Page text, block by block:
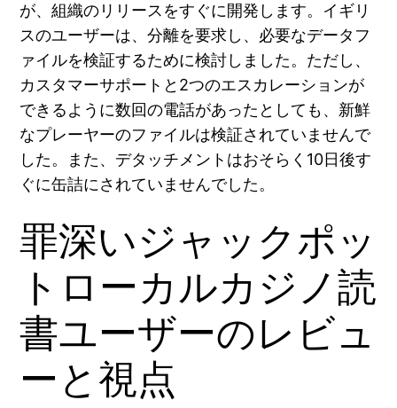
が、組織のリリースをすぐに開発します。イギリ
スのユーザーは、分離を要求し、必要なデータフ
ァイルを検証するために検討しました。ただし、
カスタマーサポートと2つのエスカレーションが
できるように数回の電話があったとしても、新鮮
なプレーヤーのファイルは検証されていませんで
した。また、デタッチメントはおそらく10日後す
ぐに缶詰にされていませんでした。
罪深いジャックポッ
トローカルカジノ読
書ユーザーのレビュ
ーと視点